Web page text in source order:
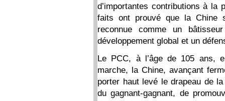
d’importantes contributions à la
faits ont prouvé que la Chine
reconnue comme un
développement global et un
Le PCC, à l’âge de 105 ans,
marche, la Chine, avançant
porter haut levé le drapeau de
du gagnant-gagnant, de